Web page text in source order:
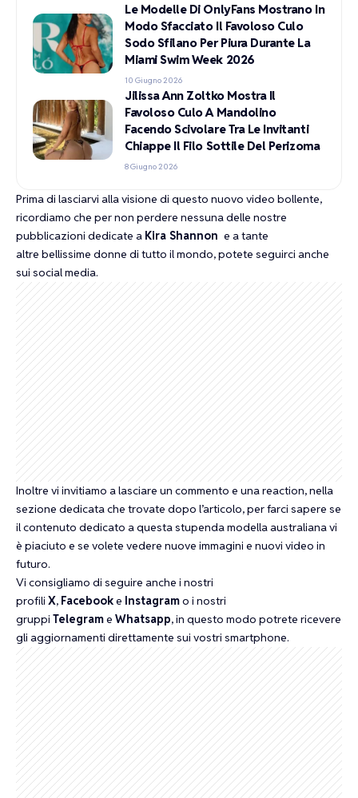
Le Modelle Di OnlyFans Mostrano In
Modo Sfacciato Il Favoloso Culo
Sodo Sfilano Per Piura Durante La
Miami Swim Week 2026
10 Giugno 2026
Jilissa Ann Zoltko Mostra Il
Favoloso Culo A Mandolino
Facendo Scivolare Tra Le Invitanti
Chiappe Il Filo Sottile Del Perizoma
8 Giugno 2026
Prima di lasciarvi alla visione di questo nuovo video bollente,
ricordiamo che per non perdere nessuna delle nostre
pubblicazioni dedicate a Kira Shannon e a tante
altre bellissime donne di tutto il mondo, potete seguirci anche
sui social media.
Inoltre vi invitiamo a lasciare un commento e una reaction, nella
sezione dedicata che trovate dopo l’articolo, per farci sapere se
il contenuto dedicato a questa stupenda modella australiana vi
è piaciuto e se volete vedere nuove immagini e nuovi video in
futuro.
Vi consigliamo di seguire anche i nostri
profili X, Facebooke Instagramo i nostri
gruppi Telegrame Whatsapp, in questo modo potrete ricevere
gli aggiornamenti direttamente sui vostri smartphone.